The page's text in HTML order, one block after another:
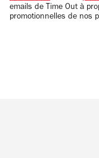
emails de Time Out à
promotionnelles de nos